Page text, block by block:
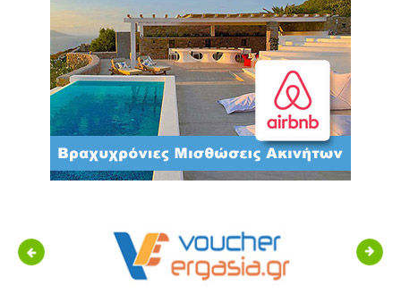
Previous Next